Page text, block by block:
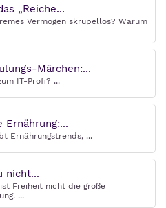
„Reiche...
Vermögen skrupellos? Warum
Märchen:...
IT-Profi? ...
Ernährung:...
Ernährungstrends, ...
nicht...
Freiheit nicht die große
...